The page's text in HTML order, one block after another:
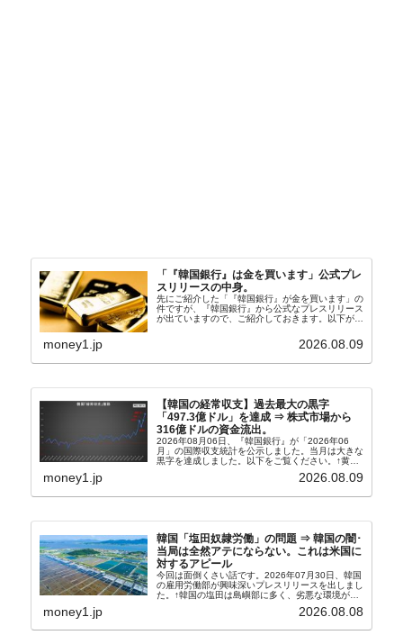
「『韓国銀行』は金を買います」公式プレ
スリリースの中身。
先にご紹介した「『韓国銀行』が金を買います」の
件ですが、『韓国銀行』から公式なプレスリリース
が出ていますので、ご紹介しておきます。以下が全
れ協力体制を構築□『韓国銀行』は、国内生産金の
money1.jp 2026.08.09
【韓国の経常収支】過去最大の黒字
「497.3億ドル」を達成 ⇒ 株式市場から
316億ドルの資金流出。
2026年08月06日、『韓国銀行』が「2026年06
月」の国際収支統計を公示しました。当月は大きな
黒字を達成しました。以下をご覧ください。↑黄色
の傾向ペンでフォーカスしているのが2026年06月
の経常収支です。2026年06月貿易収支：4...
money1.jp 2026.08.09
韓国「塩田奴隷労働」の問題 ⇒ 韓国の闇･
当局は全然アテにならない。これは米国に
対するアピール
今回は面倒くさい話です。2026年07月30日、韓国
の雇用労働部が興味深いプレスリリースを出しまし
た。↑韓国の塩田は島嶼部に多く、劣悪な環境が一
たといわれます（後述）。これは、いわゆる「塩田
money1.jp 2026.08.08